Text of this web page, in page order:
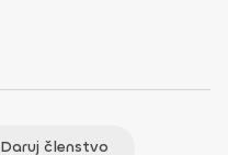
Daruj členstvo